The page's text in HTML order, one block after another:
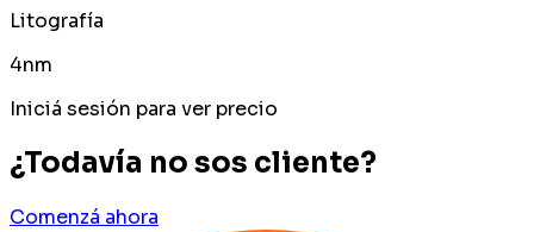
Litografía
4nm
Iniciá sesión para ver precio
¿Todavía no sos cliente?
Comenzá ahora